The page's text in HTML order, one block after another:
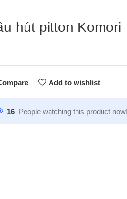
hút pitton Komori
Add to wishlist
16 People watching this product now!